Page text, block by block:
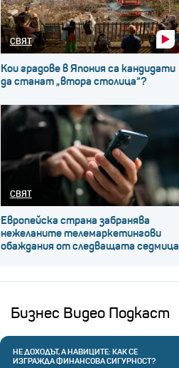
СВЯТ
Кои градове в Япония са кандидати
да станат „втора столица“?
СВЯТ
Европейска страна забранява
нежеланите телемаркетингови
обаждания от следващата седмица
Бизнес Видео Подкаст
НЕ ДОХОДЪТ, А НАВИЦИТЕ: КАК СЕ
ИЗГРАЖДА ФИНАНСОВА СИГУРНОСТ?